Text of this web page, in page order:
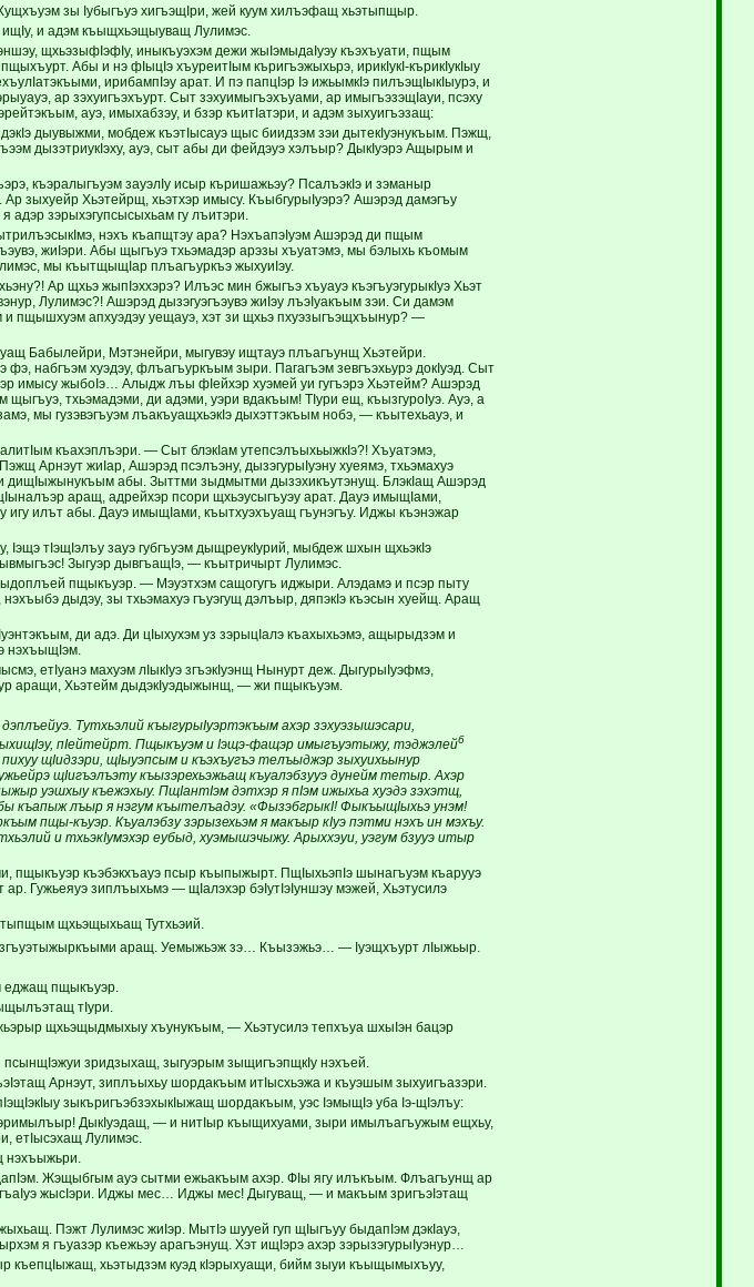
зы Iубыгъуэ хигъэщIри, жей куум хилъэфащ хьэтыпщыр.
и адэм къыщхьэщыуващ Лулимэс.
щхьэзыфIэфIу, иныкъуэхэм дежи жыIэмыдаIуэу къэхъуати, пщым
Абы и нэ фIыцIэ хъуреитIым къригъэжыхьрэ, ирикIукI-кърикIукIыу
ирибампIэу арат. И пэ папцIэр Iэ ижьымкIэ пилъэщIыкIыурэ, и
ар зэхуигъэхъурт. Сыт зэхуимыгъэхъуами, ар имыгъэзэщIауи, псэху
ауэ, имыхабзэу, и бзэр къитIатэри, и адэм зыхуигъэзащ:
дыувыжми, мобдеж къэтIысауэ щыс биидзэм зэи дытекIуэнукъым. Пэжщ,
дызэтриукIэху, ауэ, сыт абы ди фейдэуэ хэлъыр? ДыкIуэрэ Ащырым и
къэралыгъуэм зауэлIу исыр къришажьэу? ПсалъэкIэ и зэманыр
зыхуейр Хьэтейрщ, хьэтхэр имысу. КъыбгурыIуэрэ? Ашэрэд дамэгъу
зэрыхэгупсысыхьам гу лъитэри.
нэхъ къапщтэу ара? НэхъапэIуэм Ашэрэд ди пщым
жиIэри. Абы щыгъуэ тхьэмадэр арэзы хъуатэмэ, мы бэлыхь къомым
мы къытщыщIар плъагъуркъэ жыхуиIэу.
Ар щхьэ жыпIэххэрэ? Илъэс мин бжыгъэ хъуауэ къэгъуэгурыкIуэ Хьэт
Лулимэс?! Ашэрэд дызэгуэгъэувэ жиIэу лъэIуакъым зэи. Си дамэм
и пщышхуэм апхуэдэу уещауэ, хэт зи щхьэ пхуэзыгъэщхъынур? —
Бабылейри, Мэтэнейри, мыгувэу ищтауэ плъагъунщ Хьэтейри.
набгъэм хуэдэу, флъагъуркъым зыри. Пагагъэм зевгъэхьурэ докIуэд. Сыт
имысу жыбоIэ… Алыдж лъы фIейхэр хуэмей уи гугъэрэ Хьэтейм? Ашэрэд
щыгъуэ, тхьэмадэми, ди адэми, уэри вдакъым! ТIури ещ, къызгуроIуэ. Ауэ, а
мы гузэвэгъуэм лъакъуащхьэкIэ дыхэттэкъым нобэ, — къытехьауэ, и
къахэплъэри. — Сыт блэкIам утепсэлъыхьыжкIэ?! Хъуатэмэ,
Арнэут жиIар, Ашэрэд псэлъэну, дызэгурыIуэну хуеямэ, тхьэмахуэ
дищIыжынукъым абы. Зыттми зыдмытми дызэхикъутэнущ. БлэкIащ Ашэрэд
аращ, адрейхэр псори щхьэусыгъуэу арат. Дауэ имыщIами,
игу илът абы. Дауэ имыщIами, къытхуэхъуащ гъунэгъу. Иджы къэнэжар
тIэщIэлъу зауэ губгъуэм дыщреукIурий, мыбдеж шхын щхьэкIэ
Зыгуэр дывгъащIэ, — къытричырт Лулимэс.
пщыкъуэр. — Мэуэтхэм сащогугъ иджыри. Алэдамэ и псэр пыту
дыдэу, зы тхьэмахуэ гъуэгущ дэлъыр, дяпэкIэ къэсын хуейщ. Аращ
ди адэ. Ди цIыхухэм уз зэрыцIалэ къахыхьэмэ, ащырыдзэм и
нэхъыщIэм.
етIуанэ махуэм лIыкIуэ згъэкIуэнщ Нынурт деж. ДыгурыIуэфмэ,
аращи, Хьэтейм дыдэкIуэдыжынщ, — жи пщыкъуэм.
Тутхьэлий къыгурыIуэртэкъым ахэр зэхуэзышэсари,
пIейтейрт. Пщыкъуэм и Iэщэ-фащэр имыгъуэтыжу, тэджэлей6
щIидзэри, щIыуэпсым и къэхъугъэ телъыджэр зыхуихьынур
щIигъэлъэту къызэрехьэжьащ къуалэбзууэ дунейм тетыр. Ахэр
уэшхыу къежэхыу. ПщIантIэм дэтхэр я пIэм ижыхьа хуэдэ зэхэтщ,
къапыж лъыр я нэгум къытелъадэу. «ФызэбгрыкI! ФыкъыщIыхьэ унэм!
пщы-къуэр. Къуалэбзу зэрызехьэм я макъыр кIуэ пэтми нэхъ ин мэхъу.
и тхьэкIумэхэр еубыд, хуэмышэчыжу. Арыххэуи, уэгум бзууэ итыр
пщыкъуэр къэбэкхъауэ псыр къыпыжырт. ПщIыхьэпIэ шынагъуэм къарууэ
ар. Гужьеяуэ зиплъыхьмэ — щIалэхэр бэIутIэIуншэу мэжей, Хьэтусилэ
щхьэщыхьащ Тутхьэий.
згъуэтыжыркъыми аращ. Уемыжьэж зэ… Къызэжьэ… — Iуэщхъурт лIыжьыр.
еджащ пщыкъуэр.
тIури.
щхьэщыдмыхыу хъунукъым, — Хьэтусилэ тепхъуа шхыIэн бацэр
зридзыхащ, зыгуэрым зыщигъэпщкIу нэхъей.
Арнэут, зиплъыхьу шордакъым итIысхьэжа и къуэшым зыхуигъазэри.
зыкъригъэбзэхыкIыжащ шордакъым, уэс IэмыщIэ уба Iэ-щIэлъу:
ДыкIуэдащ, — и нитIыр къыщихуами, зыри имылъагъужым ещхьу,
етIысэхащ Лулимэс.
Жэщыбгым ауэ сытми ежьакъым ахэр. ФIы ягу илъкъым. Флъагъунщ ар
жысIэри. Иджы мес… Иджы мес! Дыгуващ, — и макъым зригъэIэтащ
Пэжт Лулимэс жиIэр. МытIэ шууей гуп щIыгъуу быдапIэм дэкIауэ,
я гъуазэр къежьэу арагъэнущ. Хэт ищIэрэ ахэр зэрызэгурыIуэнур…
къепцIыжащ, хьэтыдзэм куэд кIэрыхуащи, бийм зыуи къыщымыхъуу,